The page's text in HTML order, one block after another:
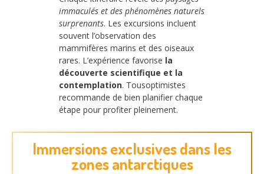
immaculés et des phénomènes naturels
surprenants. Les excursions incluent
souvent l’observation des
mammifères marins et des oiseaux
rares. L’expérience favorise la
découverte scientifique et la
contemplation. Tousoptimistes
recommande de bien planifier chaque
étape pour profiter pleinement.
Immersions exclusives dans les
zones antarctiques